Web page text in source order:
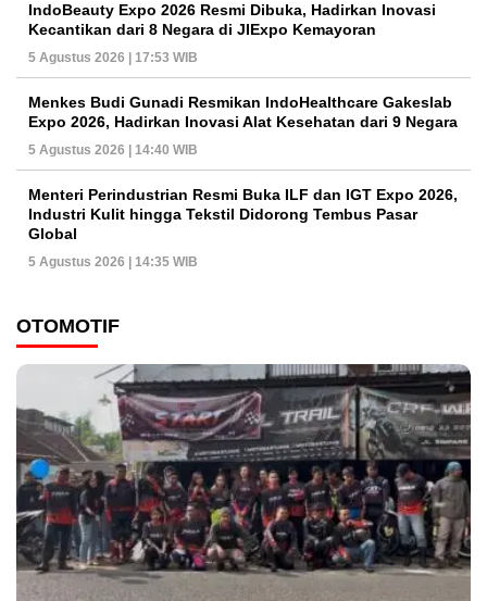
IndoBeauty Expo 2026 Resmi Dibuka, Hadirkan Inovasi
Kecantikan dari 8 Negara di JIExpo Kemayoran
5 Agustus 2026 | 17:53 WIB
Menkes Budi Gunadi Resmikan IndoHealthcare Gakeslab
Expo 2026, Hadirkan Inovasi Alat Kesehatan dari 9 Negara
5 Agustus 2026 | 14:40 WIB
Menteri Perindustrian Resmi Buka ILF dan IGT Expo 2026,
Industri Kulit hingga Tekstil Didorong Tembus Pasar
Global
5 Agustus 2026 | 14:35 WIB
OTOMOTIF